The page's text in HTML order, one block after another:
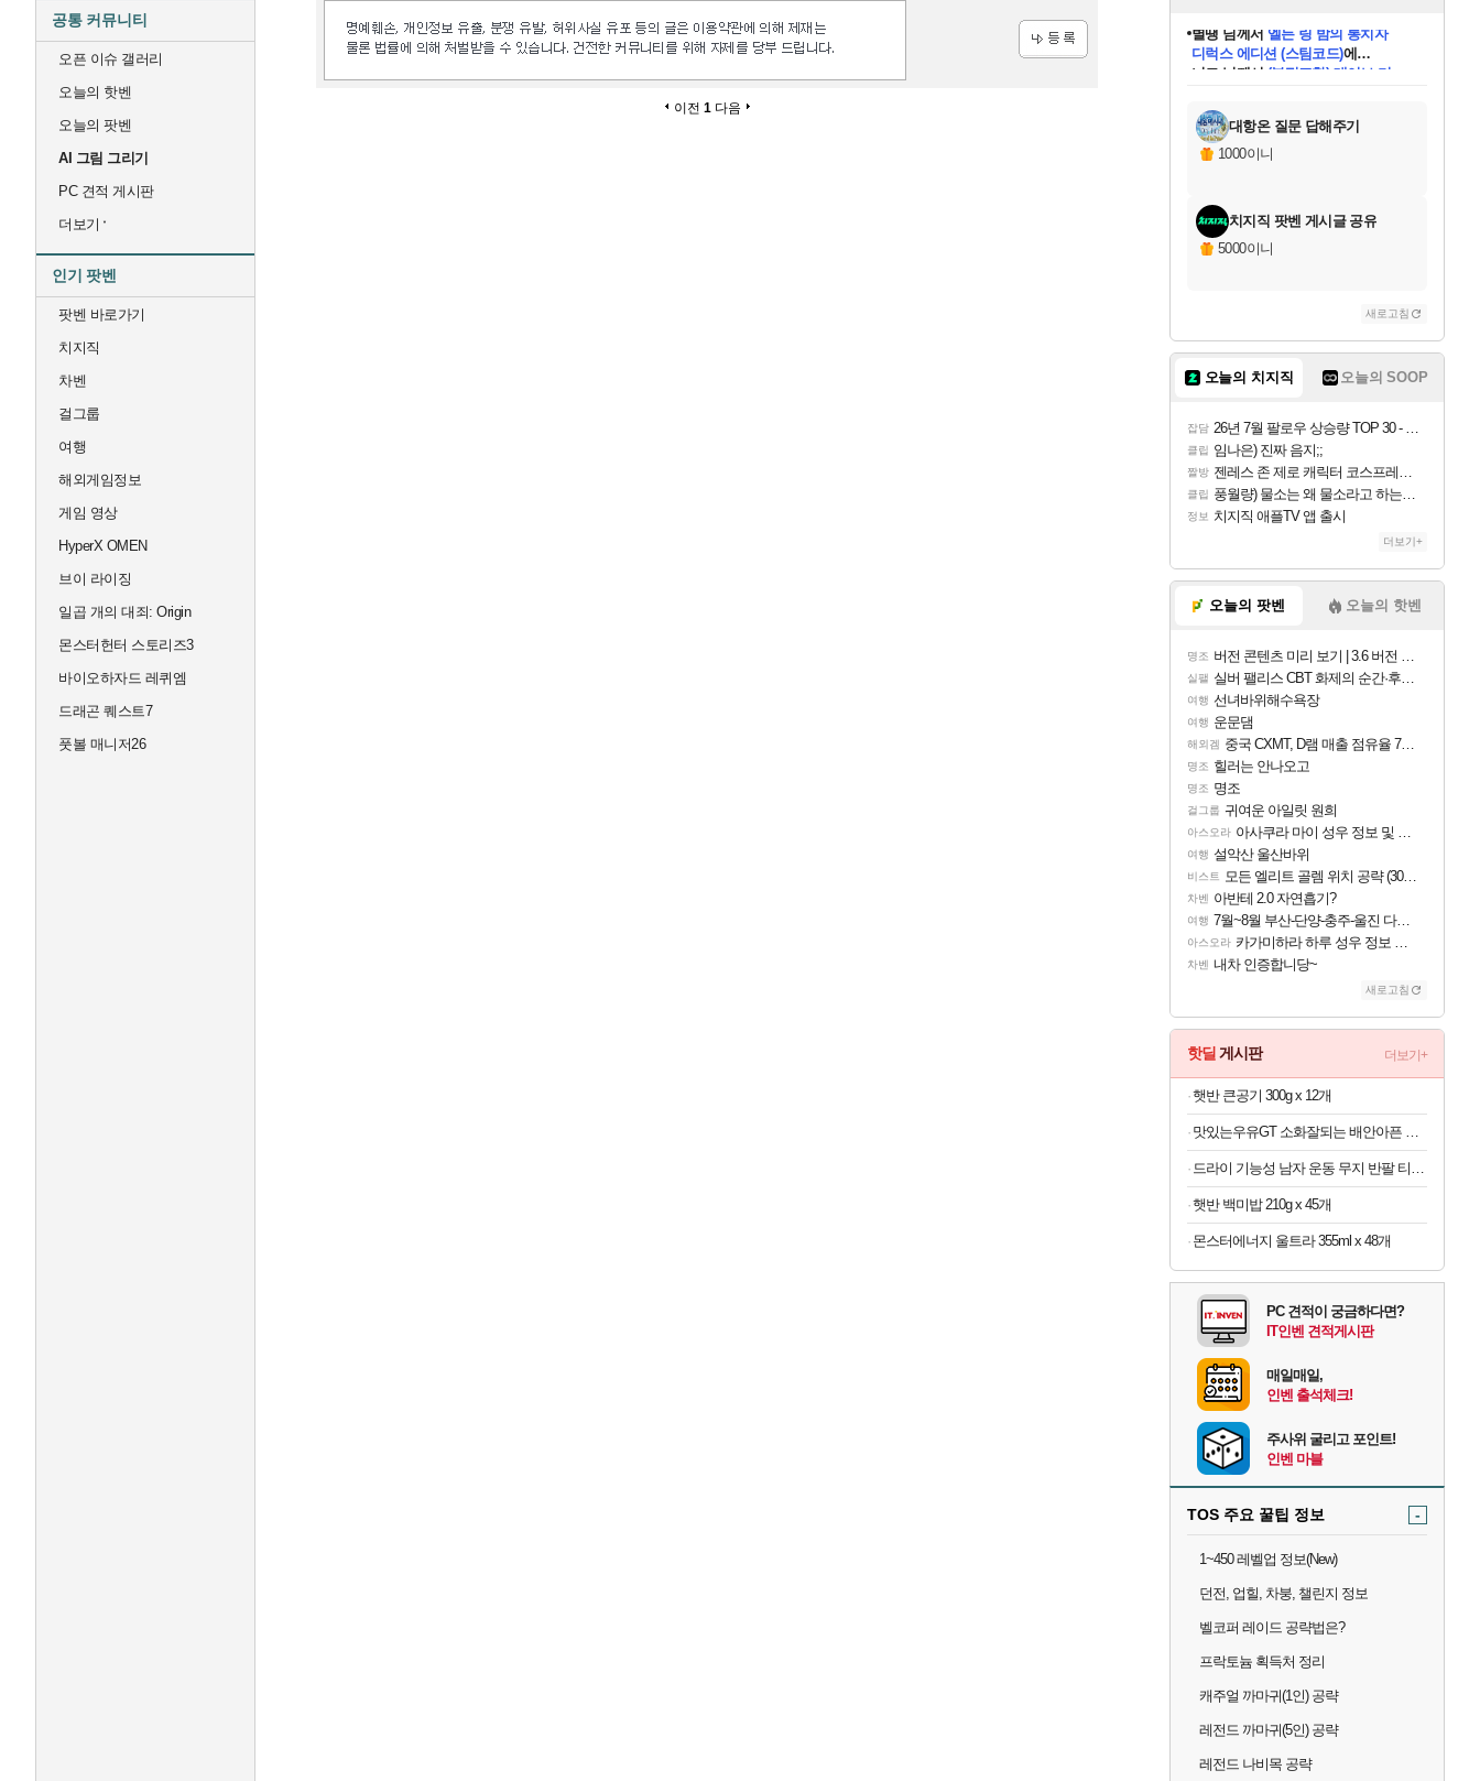
공통 커뮤니티
오픈 이슈 갤러리
오늘의 핫벤
오늘의 팟벤
AI 그림 그리기
PC 견적 게시판
더보기
인기 팟벤
팟벤 바로가기
치지직
차벤
걸그룹
여행
해외게임정보
게임 영상
HyperX OMEN
브이 라이징
일곱 개의 대죄: Origin
몬스터헌터 스토리즈3
바이오하자드 레퀴엠
드래곤 퀘스트7
풋볼 매니저26
이전 1 다음
교환.
당첨되셨습니다.
니코 님께서 (본편포함) 데이브 더
다이버 인 더 정글 번들 (스팀코드)
당첨되셨습니다.
당첨되셨습니다.
당첨되셨습니다.
당첨되셨습니다.
당첨되셨습니다.
에디션 (스팀코드)를 교환.
당첨되셨습니다.
대항온 질문 답해주기
1000이니
치지직 팟벤 게시글 공유
5000이니
새로고침
오늘의 치지직 오늘의 SOOP
잡담 26년 7월 팔로우 상승량 TOP 30 - 월간 치지직
클립 임나은) 진짜 음지;;
짤방 젠레스 존 제로 캐릭터 코스프레한 꽁주
클립 풍월량) 물소는 왜 물소라고 하는거야? 아! 그만 ㅋㅋ 알았어 ㅋㅋ
정보 치지직 애플TV 앱 출시
더보기+
오늘의 팟벤 오늘의 핫벤
명조 버전 콘텐츠 미리 보기 | 3.6 버전 「신기루 속 등불 그림자, 속세에 깃든 검의 결심」이 8월 20일에 업데이트됩니다!
실팰 실버 팰리스 CBT 화제의 순간·후기 모음
여행 선녀바위해수욕장
여행 운문댐
해외겜 중국 CXMT, D램 매출 점유율 7%…글로벌 4위로 부상
명조 힐러는 안나오고
명조 명조
걸그룹 귀여운 아일릿 원희
아스오라 아사쿠라 마이 성우 정보 및 주요 필모
여행 설악산 울산바위
비스트 모든 엘리트 골렘 위치 공략 (30개) - 방랑 결투가
차벤 아반테 2.0 자연흡기?
여행 7월~8월 부산-단양-충주-울진 다녀왔어요~
아스오라 카가미하라 하루 성우 정보 및 주요 필모
차벤 내차 인증합니당~
새로고침
핫딜 게시판 더보기+
햇반 큰공기 300g x 12개
맛있는우유GT 소화잘되는 배안아픈 저지방우유 180ml x 48개
드라이 기능성 남자 운동 무지 반팔 티셔츠 빅사이즈
햇반 백미밥 210g x 45개
몬스터에너지 울트라 355ml x 48개
PC 견적이 궁금하다면?
IT인벤 견적게시판
매일매일,
인벤 출석체크!
주사위 굴리고 포인트!
인벤 마블
TOS 주요 꿀팁 정보 -
1~450 레벨업 정보(New)
던전, 업힐, 차붕, 챌린지 정보
벨코퍼 레이드 공략법은?
프락토늄 획득처 정리
캐주얼 까마귀(1인) 공략
레전드 까마귀(5인) 공략
레전드 나비목 공략